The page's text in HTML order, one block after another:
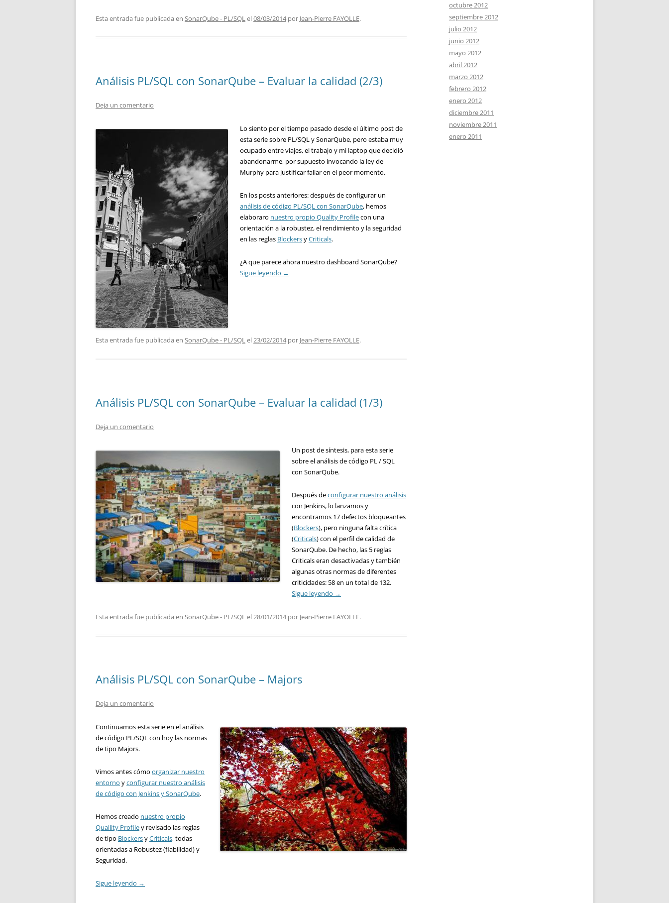
Esta entrada fue publicada en SonarQube - PL/SQLel08/03/2014por Jean-Pierre FAYOLLE.
Análisis PL/SQL con SonarQube – Evaluar la calidad (2/3)
Deja un comentario
Lo siento por el tiempo pasado desde el último post de
esta serie sobre PL/SQL y SonarQube, pero estaba muy
ocupado entre viajes, el trabajo y mi laptop que decidió
abandonarme, por supuesto invocando la ley de
Murphy para justificar fallar en el peor momento.
En los posts anteriores: después de configurar un
análisis de código PL/SQL con SonarQube, hemos
elaboraro nuestro propio Quality Profilecon una
orientación a la robustez, el rendimiento y la seguridad
en las reglas BlockersyCriticals.
¿A que parece ahora nuestro dashboard SonarQube?
Sigue leyendo →
Esta entrada fue publicada en SonarQube - PL/SQLel23/02/2014por Jean-Pierre FAYOLLE.
Análisis PL/SQL con SonarQube – Evaluar la calidad (1/3)
Deja un comentario
Un post de síntesis, para esta serie
sobre el análisis de código PL / SQL
con SonarQube.
Después deconfigurar nuestro análisis
con Jenkins, lo lanzamos y
encontramos 17 defectos bloqueantes
(Blockers), pero ninguna falta crítica
(Criticals) con el perfil de calidad de
SonarQube. De hecho, las 5 reglas
Criticals eran desactivadas y también
algunas otras normas de diferentes
criticidades: 58 en un total de 132.
Sigue leyendo →
Esta entrada fue publicada en SonarQube - PL/SQLel28/01/2014por Jean-Pierre FAYOLLE.
Análisis PL/SQL con SonarQube – Majors
Deja un comentario
Continuamos esta serie en el análisis
de código PL/SQL con hoy las normas
de tipo Majors.
Vimos antes cómo organizar nuestro
entorno yconfigurar nuestro análisis
de código con Jenkins y SonarQube.
Hemos creado nuestro propio
Quallity Profiley revisado las reglas
de tipo BlockersyCriticals, todas
orientadas a Robustez (fiabilidad) y
Seguridad.
Sigue leyendo →
octubre 2012
septiembre 2012
julio 2012
junio 2012
mayo 2012
abril 2012
marzo 2012
febrero 2012
enero 2012
diciembre 2011
noviembre 2011
enero 2011